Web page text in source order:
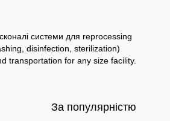
системи для reprocessing
disinfection, sterilization)
transportation for any size facility.
За популярністю